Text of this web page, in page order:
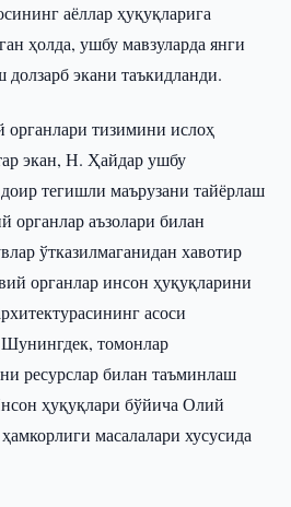
аёллар ҳуқуқларига
ҳолда, ушбу мавзуларда янги
экани таъкидланди.
тизимини ислоҳ
экан, Н. Ҳайдар ушбу
тегишли маърузани тайёрлаш
органлар аъзолари билан
ўтказилмаганидан хавотир
органлар инсон ҳуқуқларини
асоси
томонлар
ресурслар билан таъминлаш
ҳуқуқлари бўйича Олий
масалалари хусусида